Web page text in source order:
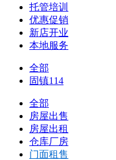
托管培训
优惠促销
新店开业
本地服务
全部
固镇114
全部
房屋出售
房屋出租
仓库厂房
门面租售